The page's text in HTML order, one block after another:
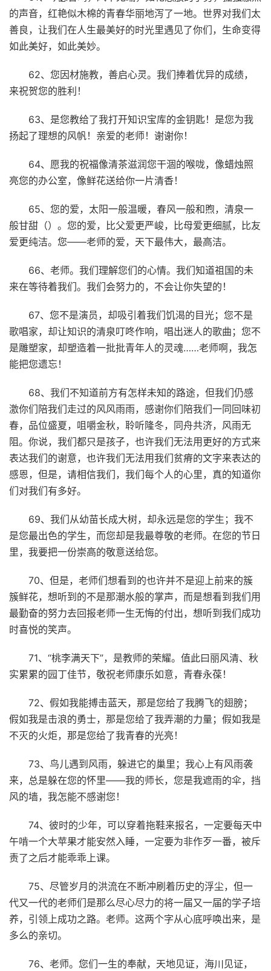
的声音，红艳似木棉的青春华丽地泻了一地。世界对我们太
善良，让我们在人生最美好的时光里遇见了你们，生命变得
如此美好，如此美妙。
62、您因材施教，善启心灵。我们捧着优异的成绩，
来祝贺您的胜利！
63、是您教给了我打开知识宝库的金钥匙！是您为我
扬起了理想的风帆！亲爱的老师！谢谢你！
64、愿我的祝福像清茶滋润您干涸的喉咙，像蜡烛照
亮您的办公室，像鲜花送给你一片清香！
65、您的爱，太阳一般温暖，春风一般和煦，清泉一
般甘甜（）。您的爱，比父爱更严峻，比母爱更细腻，比友
爱更纯洁。您——老师的爱，天下最伟大，最高洁。
66、老师。我们理解您们的心情。我们知道祖国的未
来在等待着我们。我们会努力的，不会让你失望的！
67、您不是演员，却吸引着我们饥渴的目光；您不是
歌唱家，却让知识的清泉叮咚作响，唱出迷人的歌曲；您不
是雕塑家，却塑造着一批批青年人的灵魂……老师啊，我怎
能把您遗忘！
68、我们不知道前方有怎样未知的路途，但我们仍感
激你们陪我们走过的风风雨雨，感谢你们陪我们一同回味初
春，品位盛夏，咀嚼金秋，聆听隆冬，同舟共济，风雨无
阻。你说，我们都只是孩子，也许我们无法用更好的方式来
表达我们的谢意，也许我们无法用我们贫瘠的文字来表达的
感恩，但是，请相信我们，我们每个人的心里，真的知道你
们对我们有多好。
69、我们从幼苗长成大树，却永远是您的学生；我不
是您最出色的学生，而您却是我最尊敬的老师。在您的节日
里，我要把一份崇高的敬意送给您。
70、但是，老师们想看到的也许并不是迎上前来的簇
簇鲜花，想听到的不是那潮水般的掌声，而是想看到我们用
最勤奋的努力去回报老师一生无悔的付出，想听到我们成功
时喜悦的笑声。
71、“桃李满天下”，是教师的荣耀。值此曰丽风清、秋
实累累的园丁佳节，敬祝老师康乐如意，青春永葆！
72、假如我能搏击蓝天，那是您给了我腾飞的翅膀；
假如我是击浪的勇士，那是您给了我弄潮的力量；假如我是
不灭的火炬，那是您给了我青春的光亮！
73、鸟儿遇到风雨，躲进它的巢里；我心上有风雨袭
来，总是躲在您的怀里——我的师长，您是我遮雨的伞，挡
风的墙，我怎能不感谢您！
74、彼时的少年，可以穿着拖鞋来报名，一定要每天中
午啃一个大苹果才能安然入睡，一定要为非作歹一番，被斥
责了之后才能乖乖上课。
75、尽管岁月的洪流在不断冲刷着历史的浮尘，但一
代又一代的老师们是那么尽心尽力的将一届又一届的学子培
养，引领上成功之路。老师。这两个字从心底呼唤出来，是
多么的亲切。
76、老师。您们一生的奉献，天地见证，海川见证，